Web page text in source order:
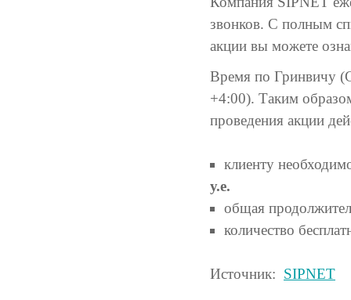
звонков. С полным
акции вы можете
Время по Гринвичу
+4:00). Таким
проведения акции
клиенту
у.е.
общая
количество
Источник: SIPNET